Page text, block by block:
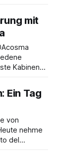
praktisch:
mit
Kabinen-
Ein Tag
von
nehme
del